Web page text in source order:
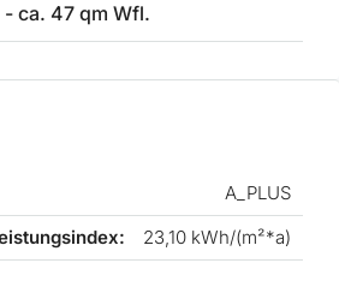
ca. 47 qm Wfl.
A_PLUS
23,10 kWh/(m²*a)